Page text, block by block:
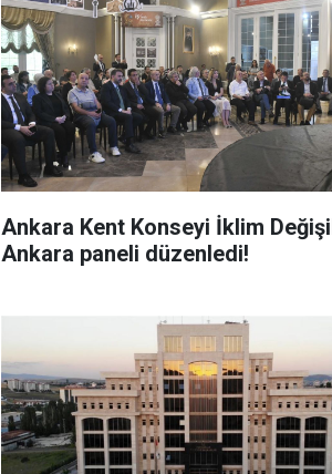
Ankara Kent Konseyi İklim
Ankara paneli düzenledi!